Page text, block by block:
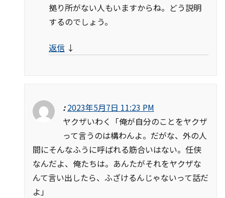
拠り所がない人もいますからね。どう説明
するのでしょう。
返信 ↓
: 2023年5月7日 11:23 PM
ヤクザいわく「俺が自分のことをヤクザ
って言うのは構わんよ。だがな、外の人
間にそんなふうに呼ばれる筋合いはない。任侠
なんだよ、俺たちは。あんたがそれをヤクザな
んて言い出したら、ふざけるんじゃないって話だ
よ」